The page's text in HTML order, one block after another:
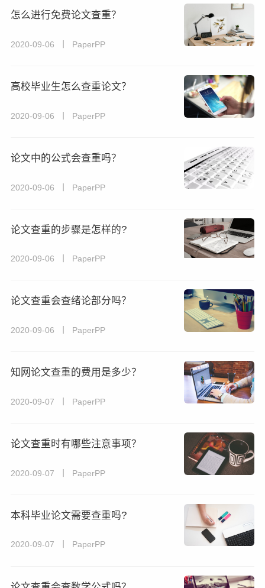
怎么进行免费论文查重？
2020-09-06 丨 PaperPP
高校毕业生怎么查重论文？
2020-09-06 丨 PaperPP
论文中的公式会查重吗？
2020-09-06 丨 PaperPP
论文查重的步骤是怎样的?
2020-09-06 丨 PaperPP
论文查重会查绪论部分吗？
2020-09-06 丨 PaperPP
知网论文查重的费用是多少？
2020-09-07 丨 PaperPP
论文查重时有哪些注意事项？
2020-09-07 丨 PaperPP
本科毕业论文需要查重吗?
2020-09-07 丨 PaperPP